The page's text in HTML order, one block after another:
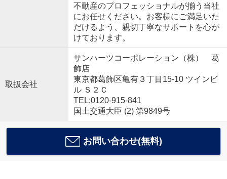
不動産のプロフェッショナルが揃う当社
にお任せください。お客様にご満足いた
だけるよう、親切丁寧なサポートを心が
けております。
取扱会社
サンハーツコーポレーション（株） 葛
飾店
東京都葛飾区亀有３丁目15-10 ツインビ
ル Ｓ２Ｃ
TEL:0120-915-841
国土交通大臣 (2) 第9849号
お問い合わせ(無料)